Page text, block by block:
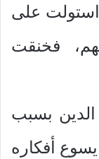
استولت على
فخنقت
الدين بسبب
أفكاره